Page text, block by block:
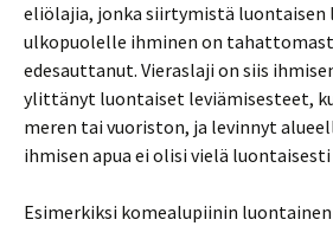
eliölajia, jonka siirtymistä luontaisen
ulkopuolelle ihminen on
edesauttanut. Vieraslaji on siis
ylittänyt luontaiset leviämisesteet,
meren tai vuoriston, ja levinnyt
ihmisen apua ei olisi vielä luontaisesti
Esimerkiksi komealupiinin